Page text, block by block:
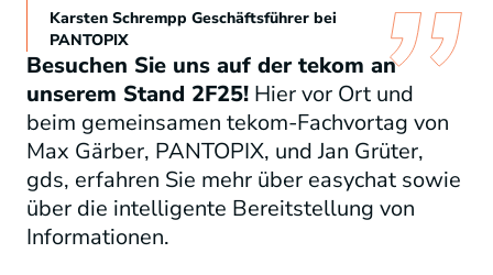
Karsten Schrempp Geschäftsführer bei
PANTOPIX
Besuchen Sie uns auf der tekom an
unserem Stand 2F25! Hiervor Ort und
beim gemeinsamen tekom-Fachvortag von
Max Gärber, PANTOPIX, und Jan Grüter,
gds, erfahren Sie mehr über easychat sowie
über die intelligente Bereitstellung von
Informationen.